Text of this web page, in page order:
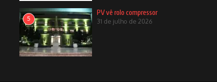
Em busca da esquerda perdida
13 de maio de 2021
5
PV vê rolo compressor
31 de julho de 2026